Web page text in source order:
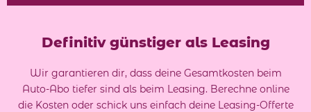
Definitiv günstiger als Leasing
Wir garantieren dir, dass deine Gesamtkosten beim
Auto-Abo tiefer sind als beim Leasing. Berechne online
die Kosten oder schick uns einfach deine Leasing-Offerte